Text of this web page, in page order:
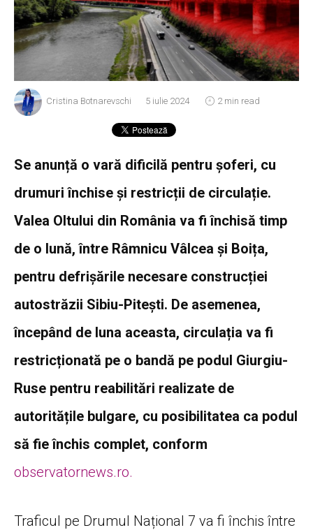
Cristina Botnarevschi 5 iulie 2024 2 min read
Se anunță o vară dificilă pentru șoferi, cu
drumuri închise și restricții de circulație.
Valea Oltului din România va fi închisă timp
de o lună, între Râmnicu Vâlcea și Boița,
pentru defrișările necesare construcției
autostrăzii Sibiu-Pitești. De asemenea,
începând de luna aceasta, circulația va fi
restricționată pe o bandă pe podul Giurgiu-
Ruse pentru reabilitări realizate de
autoritățile bulgare, cu posibilitatea ca podul
să fie închis complet, conform
observatornews.ro.
Traficul pe Drumul Național 7 va fi închis între